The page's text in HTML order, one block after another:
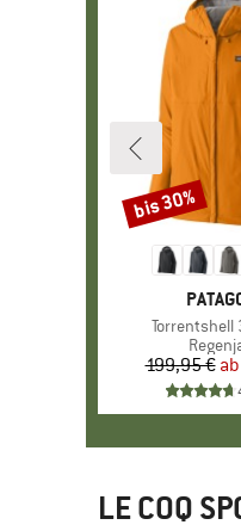
MARKE
Artikel
Torrentshell
199,95 € ab
Rabatt
bis 30%
LE COQ